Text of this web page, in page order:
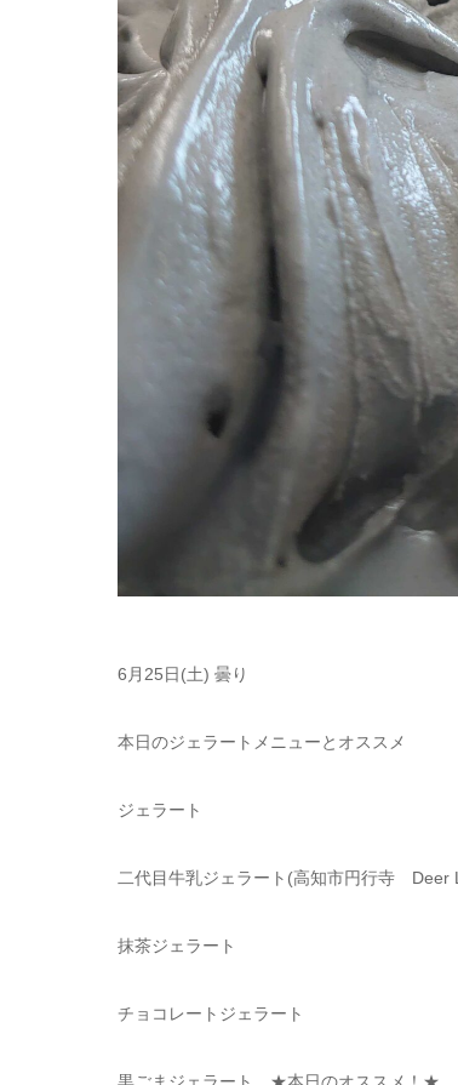
6月25日(土) 曇り
本日のジェラートメニューとオススメ
ジェラート
二代目牛乳ジェラート (高知市円行寺 Deer
抹茶ジェラート
チョコレートジェラート